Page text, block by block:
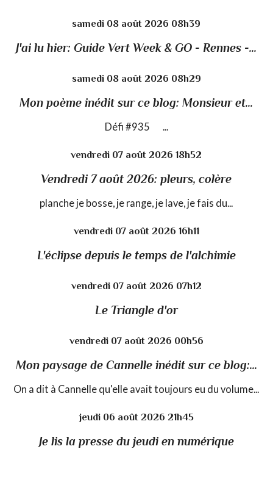
samedi 08 août 2026 08h39
J'ai lu hier: Guide Vert Week & GO - Rennes -...
samedi 08 août 2026 08h29
Mon poème inédit sur ce blog: Monsieur et...
Défi #935 ...
vendredi 07 août 2026 18h52
Vendredi 7 août 2026: pleurs, colère
planche je bosse, je range, je lave, je fais du...
vendredi 07 août 2026 16h11
L'éclipse depuis le temps de l'alchimie
vendredi 07 août 2026 07h12
Le Triangle d'or
vendredi 07 août 2026 00h56
Mon paysage de Cannelle inédit sur ce blog:...
On a dit à Cannelle qu'elle avait toujours eu du volume...
jeudi 06 août 2026 21h45
Je lis la presse du jeudi en numérique